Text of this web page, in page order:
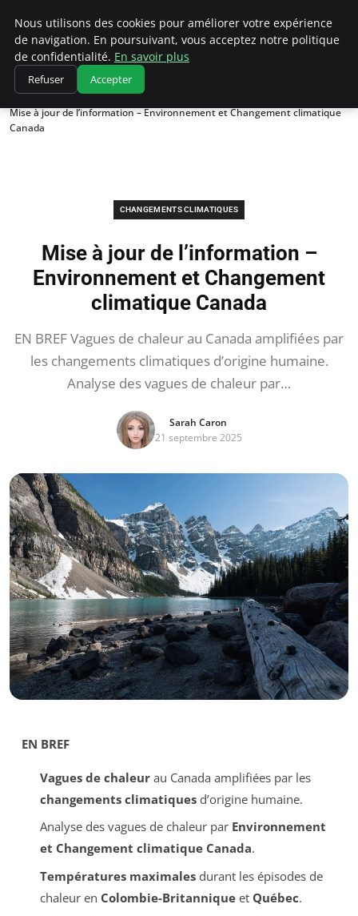
Climatedebtagents
Accueil
Changements climatiques
Mise à jour de l’information – Environnement et Changement climatique
Canada
CHANGEMENTS CLIMATIQUES
Mise à jour de l’information –
Environnement et Changement
climatique Canada
EN BREF Vagues de chaleur au Canada amplifiées par
les changements climatiques d’origine humaine.
Analyse des vagues de chaleur par…
Sarah Caron
21 septembre 2025
EN BREF
Vagues de chaleurau Canada amplifiées par les
changements climatiquesd’origine humaine.
Analyse des vagues de chaleur par Environnement
et Changement climatique Canada.
Températures maximalesdurant les épisodes de
chaleur en Colombie-Britanniqueet Québec.
Nous utilisons des cookies pour améliorer votre expérience
de navigation. En poursuivant, vous acceptez notre politique
de confidentialité. En savoir plus
Refuser Accepter